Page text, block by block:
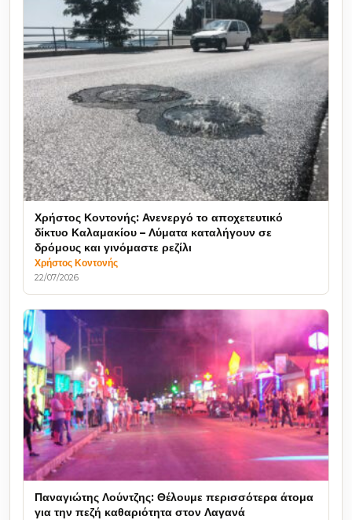
Χρήστος Κοντονής: Ανενεργό το αποχετευτικό
δίκτυο Καλαμακίου – Λύματα καταλήγουν σε
δρόμους και γινόμαστε ρεζίλι
Χρήστος Κοντονής
22/07/2026
Παναγιώτης Λούντζης: Θέλουμε περισσότερα άτομα
για την πεζή καθαριότητα στον Λαγανά